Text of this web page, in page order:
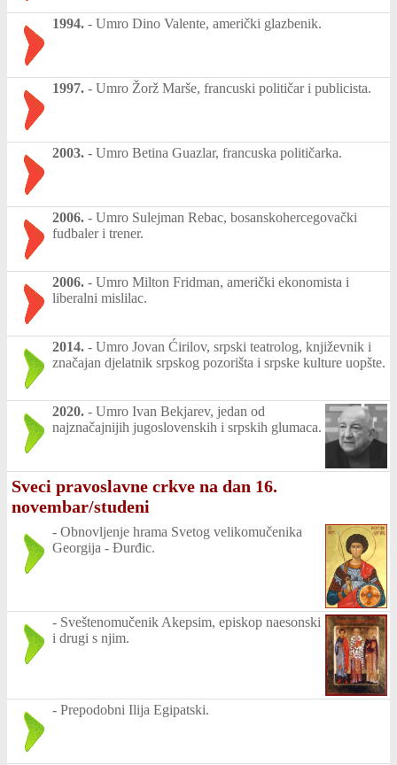
1994. - Umro Dino Valente, američki glazbenik.
1997. - Umro Žorž Marše, francuski političar i publicista.
2003. - Umro Betina Guazlar, francuska političarka.
2006. - Umro Sulejman Rebac, bosanskohercegovački
fudbaler i trener.
2006. - Umro Milton Fridman, američki ekonomista i
liberalni mislilac.
2014. - Umro Jovan Ćirilov, srpski teatrolog, književnik i
značajan djelatnik srpskog pozorišta i srpske kulture uopšte.
2020. - Umro Ivan Bekjarev, jedan od
najznačajnijih jugoslovenskih i srpskih glumaca.
Sveci pravoslavne crkve na dan 16.
novembar/studeni
- Obnovljenje hrama Svetog velikomučenika
Georgija - Đurđic.
- Sveštenomučenik Akepsim, episkop naesonski
i drugi s njim.
- Prepodobni Ilija Egipatski.